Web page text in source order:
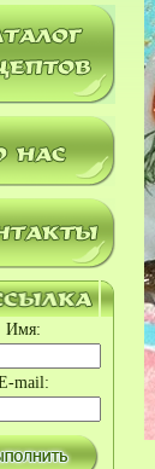
Имя:
mail: